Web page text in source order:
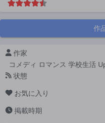
作
作家
コメディ ロマンス 学校生活
状態
お気に入り
掲載時期